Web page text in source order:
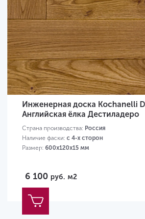
Инженерная доска Kochanelli
Английская ёлка Дестиладеро
Страна производства: Россия
Наличие фаски: с 4-х сторон
Размер: 600х120х15 мм
6 100 руб. м2